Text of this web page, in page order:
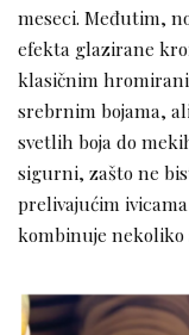
meseci. Međutim,
efekta glazirane
klasičnim
srebrnim bojama,
svetlih boja do
sigurni, zašto ne
prelivajućim
kombinuje nekoliko